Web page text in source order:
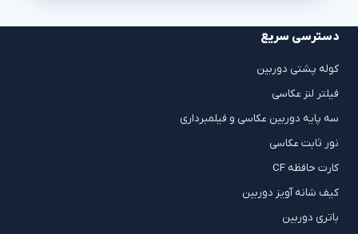
دسترسی سریع
کوله پشتی دوربین
فیلتر لنز عکاسی
سه پایه دوربین عکاسی و فیلمبرداری
نور ثابت عکاسی
کارت حافظه CF
کیف شانه آویز دوربین
باتری دوربین